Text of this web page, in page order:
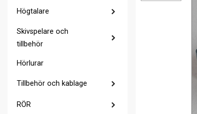
Högtalare
Skivspelare och
tillbehör
Hörlurar
Tillbehör och kablage
RÖR